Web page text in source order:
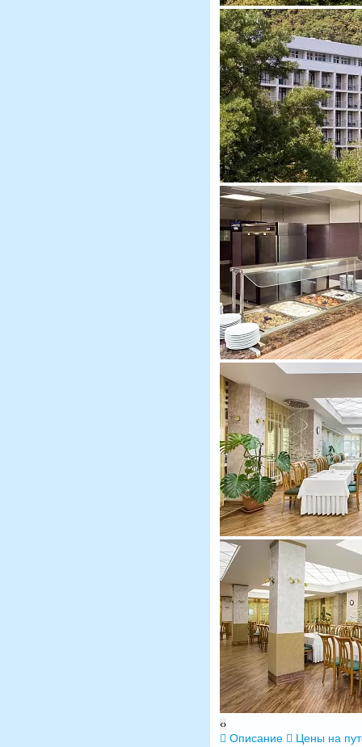
‹›
Описание Цены на